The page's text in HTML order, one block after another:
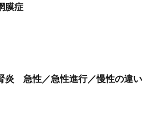
膜症
炎 急性／急性進行／慢性の違い